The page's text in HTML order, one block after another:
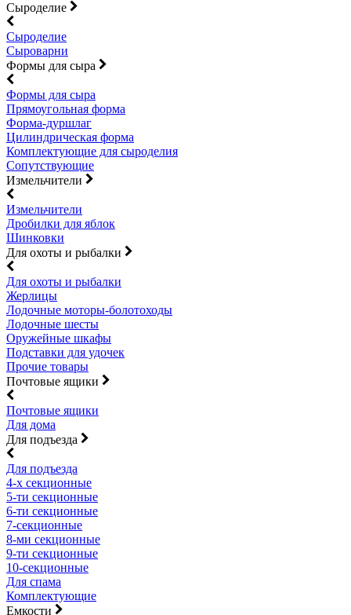
Сыроделие
Сыроделие
Сыроварни
Формы для сыра
Формы для сыра
Прямоугольная форма
Форма-дуршлаг
Цилиндрическая форма
Комплектующие для сыроделия
Сопутствующие
Измельчители
Измельчители
Дробилки для яблок
Шинковки
Для охоты и рыбалки
Для охоты и рыбалки
Жерлицы
Лодочные моторы-болотоходы
Лодочные шесты
Оружейные шкафы
Подставки для удочек
Прочие товары
Почтовые ящики
Почтовые ящики
Для дома
Для подъезда
Для подъезда
4-х секционные
5-ти секционные
6-ти секционные
7-секционные
8-ми секционные
9-ти секционные
10-секционные
Для спама
Комплектующие
Емкости